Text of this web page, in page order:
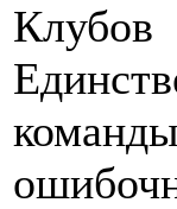
Клубов